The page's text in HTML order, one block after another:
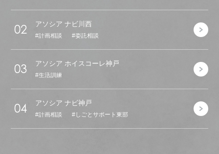
02 アソシア ナビ川西
計画相談 委託相談
03 アソシア ホイスコーレ神戸
生活訓練
04 アソシア ナビ神戸
計画相談 しごとサポート東部